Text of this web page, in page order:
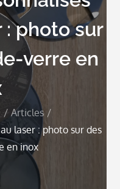
: photo sur
verre en
Articles
laser : photo sur des
en inox